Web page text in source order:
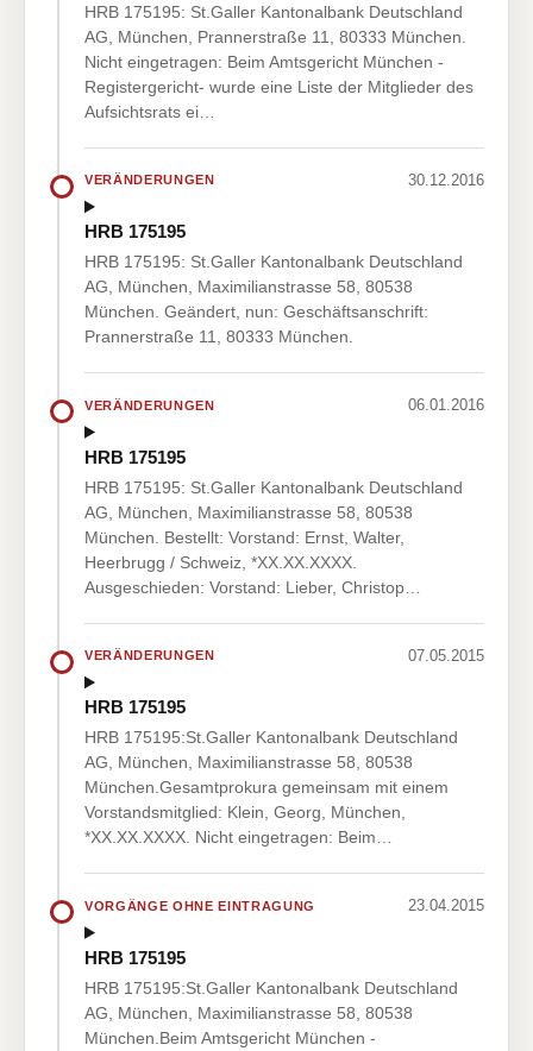
HRB 175195: St.Galler Kantonalbank Deutschland
AG, München, Prannerstraße 11, 80333 München.
Nicht eingetragen: Beim Amtsgericht München -
Registergericht- wurde eine Liste der Mitglieder des
Aufsichtsrats ei…
VERÄNDERUNGEN 30.12.2016
HRB 175195
HRB 175195: St.Galler Kantonalbank Deutschland
AG, München, Maximilianstrasse 58, 80538
München. Geändert, nun: Geschäftsanschrift:
Prannerstraße 11, 80333 München.
VERÄNDERUNGEN 06.01.2016
HRB 175195
HRB 175195: St.Galler Kantonalbank Deutschland
AG, München, Maximilianstrasse 58, 80538
München. Bestellt: Vorstand: Ernst, Walter,
Heerbrugg / Schweiz, *XX.XX.XXXX.
Ausgeschieden: Vorstand: Lieber, Christop…
VERÄNDERUNGEN 07.05.2015
HRB 175195
HRB 175195:St.Galler Kantonalbank Deutschland
AG, München, Maximilianstrasse 58, 80538
München.Gesamtprokura gemeinsam mit einem
Vorstandsmitglied: Klein, Georg, München,
*XX.XX.XXXX. Nicht eingetragen: Beim…
VORGÄNGE OHNE EINTRAGUNG 23.04.2015
HRB 175195
HRB 175195:St.Galler Kantonalbank Deutschland
AG, München, Maximilianstrasse 58, 80538
München.Beim Amtsgericht München -